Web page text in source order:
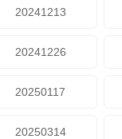
20241213
20241226
20250117
20250314